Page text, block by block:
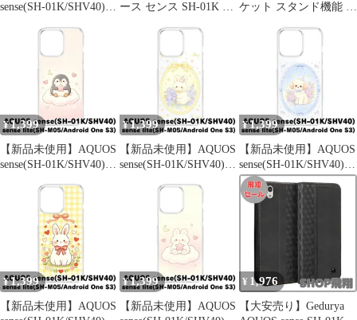
sense(SH-01K/SHV40)
(リボンねこ) ねこ ギン
ガムチェック フリル 猫
リボン かわいい 韓国
cl-cat27-sh01k-571
ース センス SH-01K ケ
撃TPU素材 シャープ ア
クオス センス SHV40
カバー Aquos sense SH-
01K ケース AQUOS
sense スマホケース 財
布型 1
ケット スタンド機能 内
Jaorty s3 ワン アンドロ
イド 蚕糸 センス アク
オス 702SH SH-M05 PU
レザー lite sense sense ケ
ース SHV40 おしゃれ-
ピンク 手帳型 SH-01K
¥1,399
【新品未使用】AQUOS
sense(SH-01K/SHV40)
(雲上のペンギン) ペン
ギン 雲 星 月 イラスト
グラデーション かわい
い 韓国 cl-cat30-sh01k-
¥1,399
【新品未使用】AQUOS
sense(SH-01K/SHV40)
(花輪うさぎ) うさぎ 兎
花輪 レース リボン か
わいい 韓国 かわいい
韓国 cl-cat31-sh01k-594
¥1,399
【新品未使用】AQUOS
sense(SH-01K/SHV40)
クリア ハードケース
(花輪いぬ) 犬 プードル
花輪 レース リボン か
わいい 韓国 cl-cat31-
sh01k-592
¥1,399
【新品未使用】AQUOS
¥1,399
【新品未使用】AQUOS
¥ 1,976
【大安売り】Gedurya